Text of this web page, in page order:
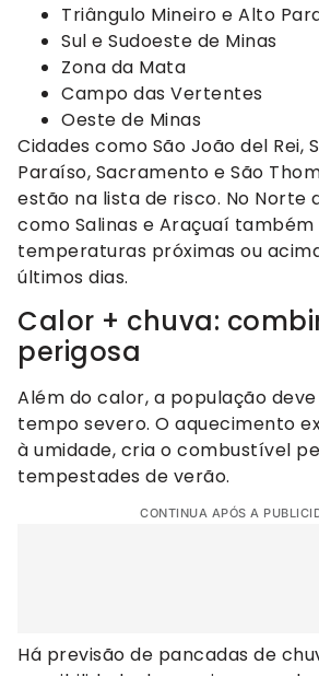
Triângulo Mineiro e Alto
Sul e Sudoeste de Minas
Zona da Mata
Campo das Vertentes
Oeste de Minas
Cidades como São João del Rei,
Paraíso, Sacramento e São
estão na lista de risco. No Norte
como Salinas e Araçuaí
temperaturas próximas ou
últimos dias.
Calor + chuva:
perigosa
Além do calor, a população
tempo severo. O aquecimento
à umidade, cria o combustível
tempestades de verão.
CONTINUA APÓS A
Há previsão de pancadas de